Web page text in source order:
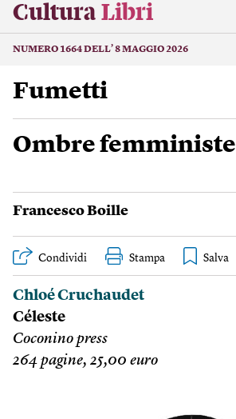
Cultura Libri
NUMERO 1664 DELL’ 8 MAGGIO 2026
Fumetti
Ombre femministe
Francesco Boille
Condividi Stampa
Chloé Cruchaudet
Céleste
Coconino press
264 pagine, 25,00 euro